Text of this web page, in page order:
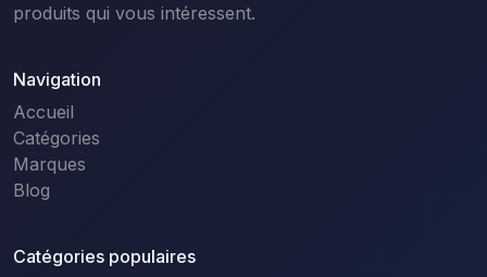
produits qui vous intéressent.
Navigation
Accueil
Catégories
Marques
Blog
Catégories populaires